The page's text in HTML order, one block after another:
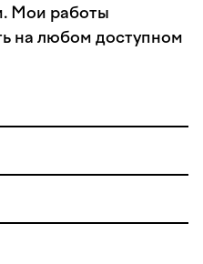
Мои работы
на любом доступном